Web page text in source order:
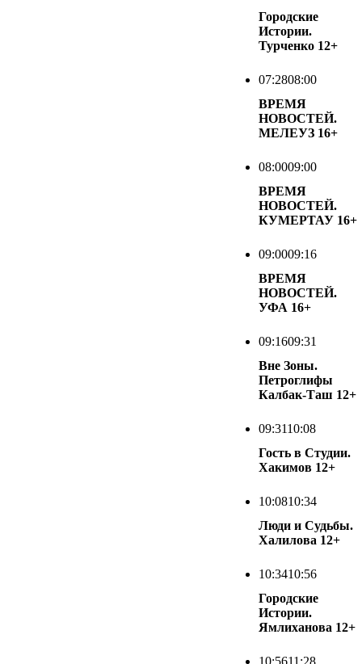
Городские
Истории.
Турченко 12+
07:2808:00
ВРЕМЯ
НОВОСТЕЙ.
МЕЛЕУЗ 16+
08:0009:00
ВРЕМЯ
НОВОСТЕЙ.
КУМЕРТАУ 16+
09:0009:16
ВРЕМЯ
НОВОСТЕЙ.
УФА 16+
09:1609:31
Вне Зоны.
Петроглифы
Калбак-Таш 12+
09:3110:08
Гость в Студии.
Хакимов 12+
10:0810:34
Люди и Судьбы.
Халилова 12+
10:3410:56
Городские
Истории.
Ямлиханова 12+
10:5611:28